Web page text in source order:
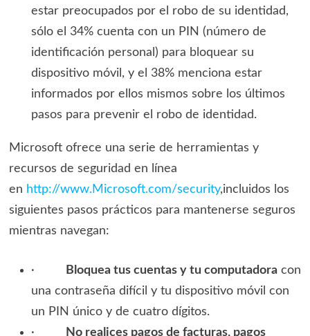
estar preocupados por el robo de su identidad,
sólo el 34% cuenta con un PIN (número de
identificación personal) para bloquear su
dispositivo móvil, y el 38% menciona estar
informados por ellos mismos sobre los últimos
pasos para prevenir el robo de identidad.
Microsoft ofrece una serie de herramientas y
recursos de seguridad en línea
en http://www.Microsoft.com/security,incluidos los
siguientes pasos prácticos para mantenerse seguros
mientras navegan:
· Bloquea tus cuentas y tu computadoracon
una contraseña difícil y tu dispositivo móvil con
un PIN único y de cuatro dígitos.
·
No realices pagos de facturas, pagos